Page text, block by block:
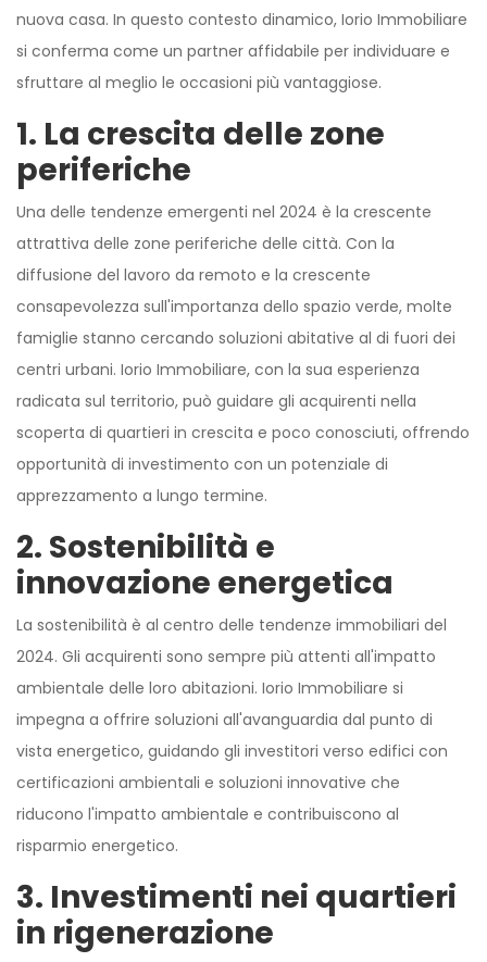
nuova casa. In questo contesto dinamico, Iorio Immobiliare
si conferma come un partner affidabile per individuare e
sfruttare al meglio le occasioni più vantaggiose.
1. La crescita delle zone
periferiche
Una delle tendenze emergenti nel 2024 è la crescente
attrattiva delle zone periferiche delle città. Con la
diffusione del lavoro da remoto e la crescente
consapevolezza sull'importanza dello spazio verde, molte
famiglie stanno cercando soluzioni abitative al di fuori dei
centri urbani. Iorio Immobiliare, con la sua esperienza
radicata sul territorio, può guidare gli acquirenti nella
scoperta di quartieri in crescita e poco conosciuti, offrendo
opportunità di investimento con un potenziale di
apprezzamento a lungo termine.
2. Sostenibilità e
innovazione energetica
La sostenibilità è al centro delle tendenze immobiliari del
2024. Gli acquirenti sono sempre più attenti all'impatto
ambientale delle loro abitazioni. Iorio Immobiliare si
impegna a offrire soluzioni all'avanguardia dal punto di
vista energetico, guidando gli investitori verso edifici con
certificazioni ambientali e soluzioni innovative che
riducono l'impatto ambientale e contribuiscono al
risparmio energetico.
3. Investimenti nei quartieri
in rigenerazione